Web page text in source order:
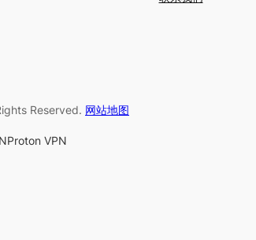
Reserved. 网站地图
Proton VPN